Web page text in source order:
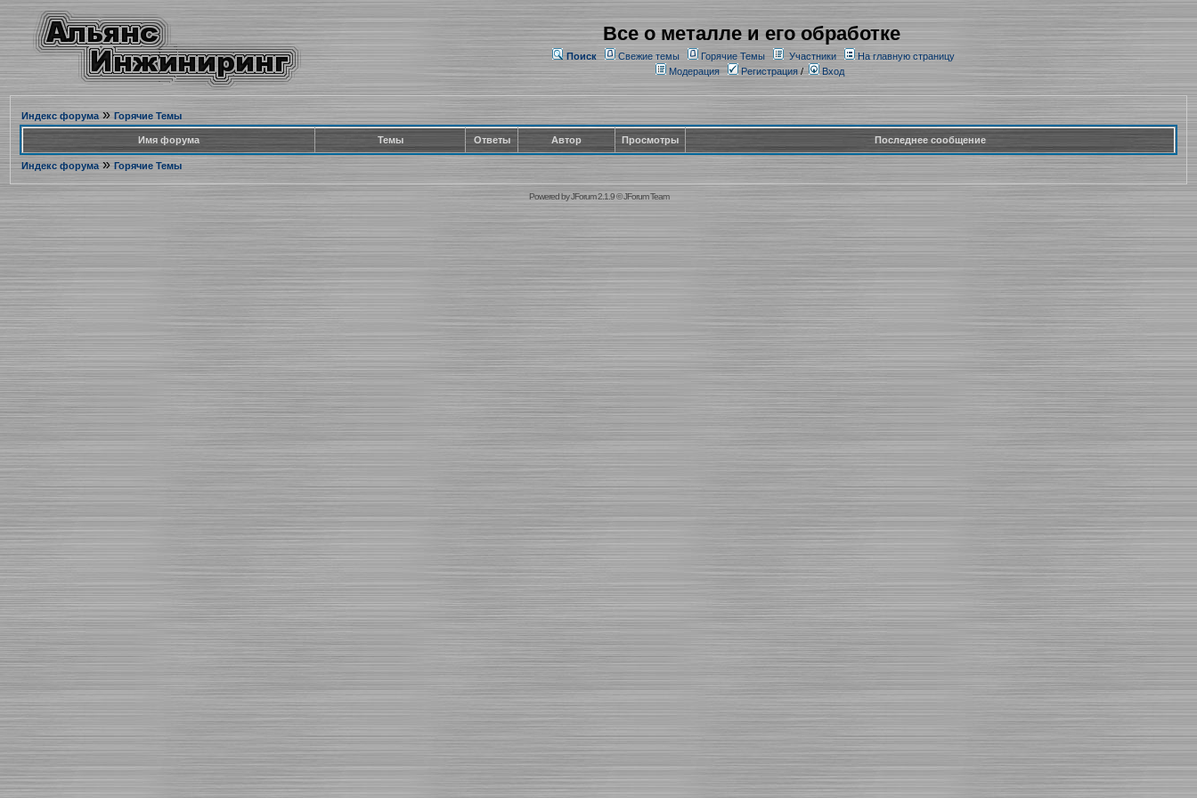
Все о металле и его обработке
Поиск Свежие темы Горячие Темы Участники
На главную страницу
Модерация
Регистрация/ Вход
Индекс форума» Горячие Темы
Имя форума Темы Ответы Автор Просмотры Последнее сообщение
Индекс форума» Горячие Темы
Powered byJForum 2.1.9©JForum Team